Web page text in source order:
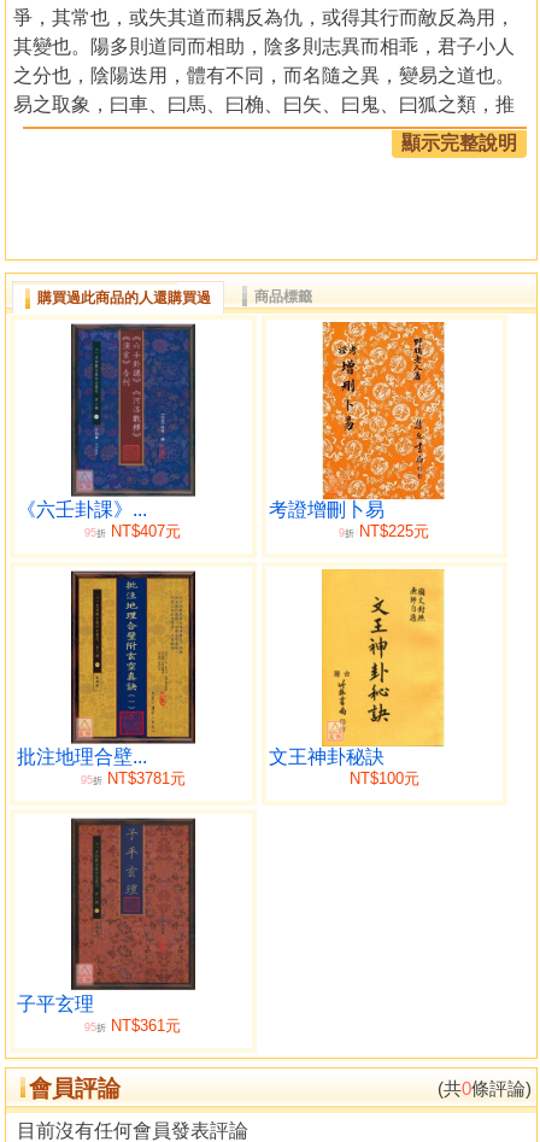
爭，其常也，或失其道而耦反為仇，或得其行而敵反為用，
其變也。陽多則道同而相助，陰多則志異而相乖，君子小人
之分也，陰陽迭用，體有不同，而名隨之異，變易之道也。
易之取象，曰車、曰馬、曰桷、曰矢、曰鬼、曰狐之類，推
而達之，天下之物，無不該矣，曰馬矣，而又化為龍，曰水
矣，而又以為雲，變易之義也，非通天下之賾者不識也，故
史無其實，不敢從而附會之也。
明誠意伯括蒼劉基伯溫序
景祐六壬神定經御製序
夫明陰陽之體者，神惟不測，察變化之道者，妙用無
方，所以聖人因之以極其藝，索其蒙於至，賾窮其妙於至
微，黃帝繇是獲玄女之符，平蚩尤之亂，動靜以之而倚類，
吉凶用此而求端，畫國萬區，畏威三百，非六壬能制，孰能
與於此哉。朕俯觀人文，深維政本，心欲憲黃帝之道，謹乃
經常，未始言霸王之謀，雜乎邦教。雖五兵不試，任弓矢能
載櫜，而諸子之言，豈筌蹄之可忘，眷茲四課之術，原於緯
候之書，將使導民用於前知，因神武而不殺，所以取其眾
說，裁為一家，乃命太子洗馬兼春官正權同判司天監楊維
德，司天春官王立，翰林天官文學正字何諶等撰集，又遣命
內侍省東頭供奉官管勾當御藥院任承亮、鄧保、皇甫繼和、
周維德等，總其工程，給資善堂，庀事數月書成。六壬之
要，其數頗多，今乃以古之著言，以天地日月之本源，五行
四時之運轉，協於五音之氣，關諸六情之正，定以晝夜之
分，揆其晷影之度，按所直之神將，定可驗之災祥，凡若干
支，列之為首，又以古言為將之宜，出師之要，伐謀而制
勝，結營而對敵，或為主而為客，或以攻而為守，慮成這
此，事應於彼，凡若此者，又或次之，至於制邦之法，開物
成務，有所勤作，質諸鬼明，率由於斯均係於此，攻乎異端
者罔取，本於聖道者畢收，其辭文，其旨遠，凡成一十卷，
因命之曰景祐六壬神定經，惟王者之御天下也，務知其大者
遠者，臨邦政也，在究乎惟機惟時，矧茲神式之言，肇從靈
祖之制，垂之於後，可以稽疑，朕奉命以周旋，豈敢失墜，
以之輔治，疇曰不然，昔漢校尉任寵校兵書，太史尹校術
數，每一書成，輒錄以聞，今所校讐，亦由斯義，藏之金
匱，以永皇圖，序以冠篇，冀傳來裔云爾。
顯示完整說明
購買過此商品的人還購買過 商品標籤
《六壬卦課》...
95折 NT$407元
考證增刪卜易
9折 NT$225元
批注地理合壁...
95折NT$3781元
文王神卦秘訣
NT$100元
子平玄理
95折 NT$361元
會員評論 (共0條評論)
目前沒有任何會員發表評論